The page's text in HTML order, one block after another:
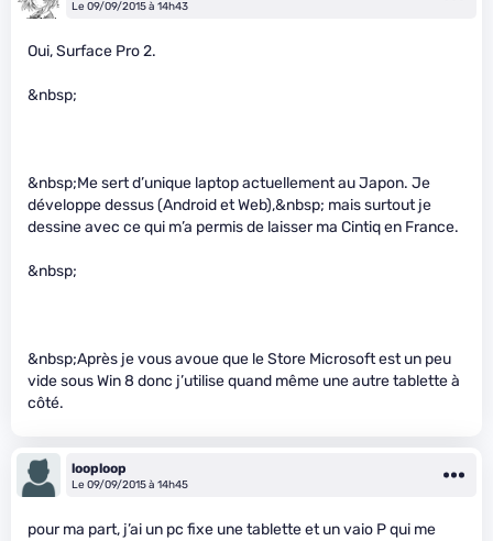
Le 09/09/2015 à 14h43
Oui, Surface Pro 2.
&nbsp;
&nbsp;Me sert d’unique laptop actuellement au Japon. Je
développe dessus (Android et Web),&nbsp; mais surtout je
dessine avec ce qui m’a permis de laisser ma Cintiq en France.
&nbsp;
&nbsp;Après je vous avoue que le Store Microsoft est un peu
vide sous Win 8 donc j’utilise quand même une autre tablette à
côté.
looploop
Le 09/09/2015 à 14h45
pour ma part, j’ai un pc fixe une tablette et un vaio P qui me